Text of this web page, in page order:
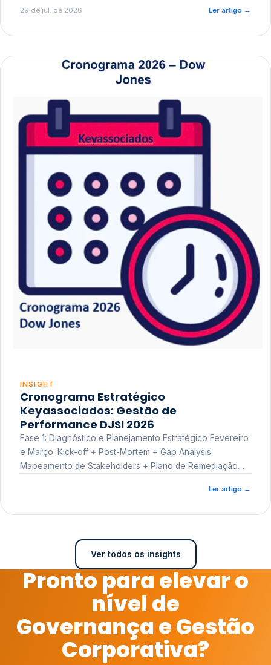
29 de jul. de 2026 Ler artigo →
INSIGHT
Cronograma Estratégico
Keyassociados: Gestão de
Performance DJSI 2026
Fase 1: Diagnóstico e Planejamento Estratégico Fevereiro
e Março: Kick-off + Post-Mortem + Gap Analysis
Mapeamento de Stakeholders + Plano de Remediação
Ler artigo →
Ver todos os insights
Pronto para elevar o
nível de
Governança e Gestão
Corporativa?